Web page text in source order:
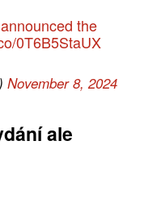
the
0T6B5StaUX
November 8, 2024
ale